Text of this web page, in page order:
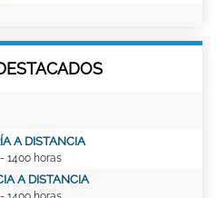
A DISTANCIA
- 1400 horas
A DISTANCIA